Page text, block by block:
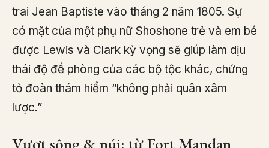
trai Jean Baptiste vào tháng 2 năm 1805. Sự
có mặt của một phụ nữ Shoshone trẻ và em bé
được Lewis và Clark kỳ vọng sẽ giúp làm dịu
thái độ đề phòng của các bộ tộc khác, chứng
tỏ đoàn thám hiểm “không phải quân xâm
lược.”
Vượt sông & núi: từ Fort Mandan